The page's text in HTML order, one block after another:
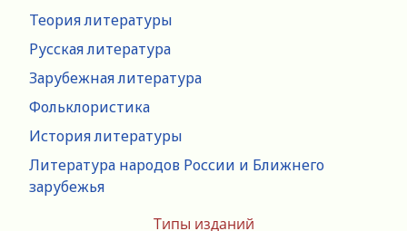
Теория литературы
Русская литература
Зарубежная литература
Фольклористика
История литературы
Литература народов России и Ближнего
зарубежья
Типы изданий